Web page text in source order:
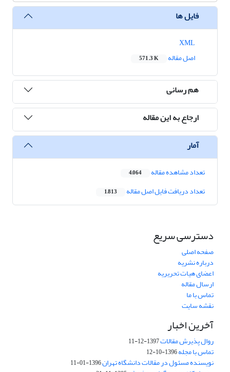
فایل ها
اصل مقاله
571.3 K
هم رسانی
ارجاع به این مقاله
آمار
تعداد مشاهده مقاله 4,064
تعداد دریافت فایل اصل مقاله 1,813
دسترسی سریع
صفحه اصلی
درباره نشریه
اعضای هیات تحریریه
ارسال مقاله
تماس با ما
نقشه سایت
آخرین اخبار
روال پذیرش مقالات1397-12-11
تماس با مجله1396-10-12
نویسنده مسئول در مقالات دانشگاه تهران1396-01-11